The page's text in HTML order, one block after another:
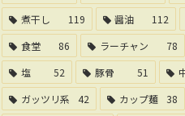
煮干し
119 醤油 112
食堂
86 ラーチャン 78
塩
52 豚骨 51
ガッツリ系
42 カップ麺 38